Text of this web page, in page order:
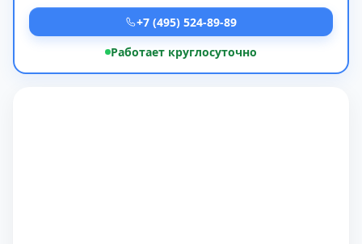
+7 (495) 524-89-89
Работает круглосуточно